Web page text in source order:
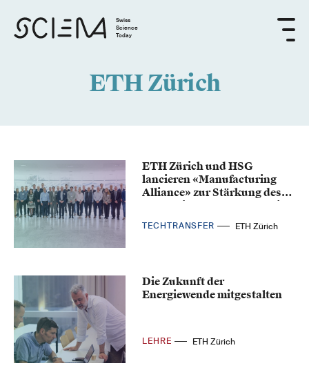
Swiss
Science
Today
ETH Zürich
ETH Zürich und HSG
lancieren «Manufacturing
Alliance» zur Stärkung des
TECHTRANSFER ETH Zürich
Die Zukunft der
Energiewende mitgestalten
LEHRE ETH Zürich